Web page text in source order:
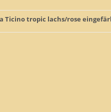
Ticino tropic lachs/rose